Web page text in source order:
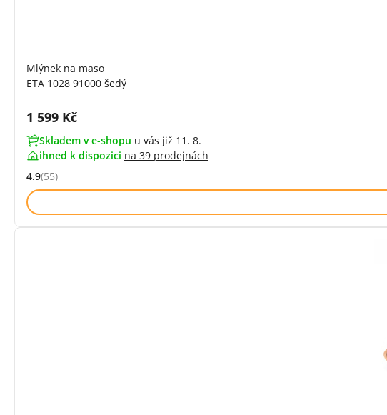
Mlýnek na maso
ETA 1028 91000 šedý
Cena s DPH:
1 599 Kč
Skladem v e-shopu u vás již 11. 8.
ihned k dispozici na 39 prodejnách
Hodnocení: 4.9 z 5 (55 recenzí)
4.9(55)